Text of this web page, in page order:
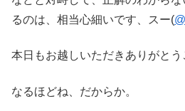
るのは、相当心細いです、スー(
本日もお越しいただきありがとう
なるほどね、だからか。